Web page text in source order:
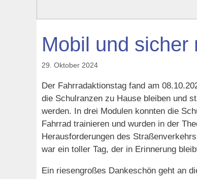
Mobil und sicher
29. Oktober 2024
Der Fahrradaktionstag fand am
die Schulranzen zu Hause bleiben und
werden. In drei Modulen konnten die
Fahrrad trainieren und wurden in der
Herausforderungen des
war ein toller Tag, der in Erinnerung
Ein riesengroßes Dankeschön geht an